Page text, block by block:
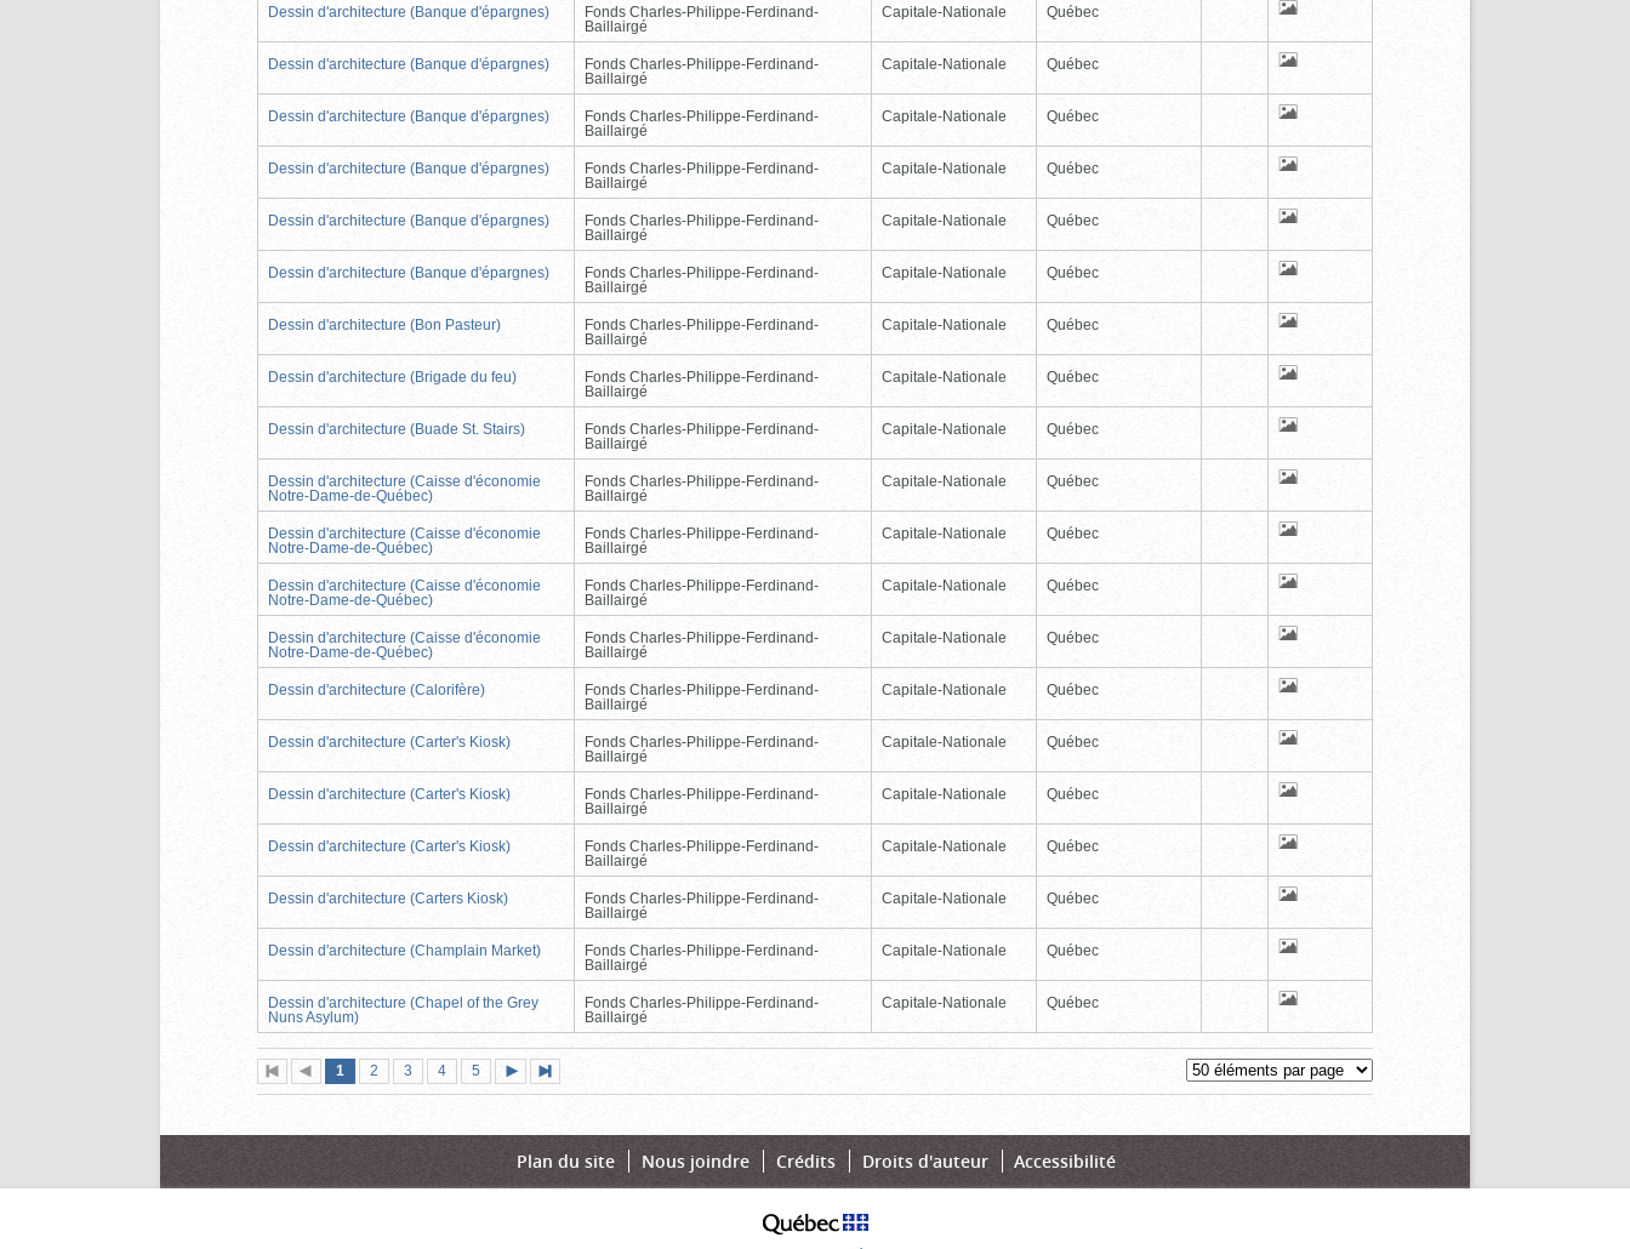
Dessin d'architecture (Banque d'épargnes)
Fonds Charles-Philippe-Ferdinand-
Baillairgé
Capitale-Nationale Québec
Dessin d'architecture (Banque d'épargnes)
Fonds Charles-Philippe-Ferdinand-
Baillairgé
Capitale-Nationale Québec
Dessin d'architecture (Banque d'épargnes)
Fonds Charles-Philippe-Ferdinand-
Baillairgé
Capitale-Nationale Québec
Dessin d'architecture (Banque d'épargnes)
Fonds Charles-Philippe-Ferdinand-
Baillairgé
Capitale-Nationale Québec
Dessin d'architecture (Banque d'épargnes)
Fonds Charles-Philippe-Ferdinand-
Baillairgé
Capitale-Nationale Québec
Dessin d'architecture (Banque d'épargnes)
Fonds Charles-Philippe-Ferdinand-
Baillairgé
Capitale-Nationale Québec
Dessin d'architecture (Bon Pasteur)
Fonds Charles-Philippe-Ferdinand-
Baillairgé
Capitale-Nationale Québec
Dessin d'architecture (Brigade du feu)
Fonds Charles-Philippe-Ferdinand-
Baillairgé
Capitale-Nationale Québec
Dessin d'architecture (Buade St. Stairs)
Fonds Charles-Philippe-Ferdinand-
Baillairgé
Capitale-Nationale Québec
Dessin d'architecture (Caisse d'économie
Notre-Dame-de-Québec)
Fonds Charles-Philippe-Ferdinand-
Baillairgé
Capitale-Nationale Québec
Dessin d'architecture (Caisse d'économie
Notre-Dame-de-Québec)
Fonds Charles-Philippe-Ferdinand-
Baillairgé
Capitale-Nationale Québec
Dessin d'architecture (Caisse d'économie
Notre-Dame-de-Québec)
Fonds Charles-Philippe-Ferdinand-
Baillairgé
Capitale-Nationale Québec
Dessin d'architecture (Caisse d'économie
Notre-Dame-de-Québec)
Fonds Charles-Philippe-Ferdinand-
Baillairgé
Capitale-Nationale Québec
Dessin d'architecture (Calorifère)
Fonds Charles-Philippe-Ferdinand-
Baillairgé
Capitale-Nationale Québec
Dessin d'architecture (Carter's Kiosk)
Fonds Charles-Philippe-Ferdinand-
Baillairgé
Capitale-Nationale Québec
Dessin d'architecture (Carter's Kiosk)
Fonds Charles-Philippe-Ferdinand-
Baillairgé
Capitale-Nationale Québec
Dessin d'architecture (Carter's Kiosk)
Fonds Charles-Philippe-Ferdinand-
Baillairgé
Capitale-Nationale Québec
Dessin d'architecture (Carters Kiosk)
Fonds Charles-Philippe-Ferdinand-
Baillairgé
Capitale-Nationale Québec
Dessin d'architecture (Champlain Market)
Fonds Charles-Philippe-Ferdinand-
Baillairgé
Capitale-Nationale Québec
Dessin d'architecture (Chapel of the Grey
Nuns Asylum)
Fonds Charles-Philippe-Ferdinand-
Baillairgé
Capitale-Nationale Québec
Première
page
Page
précédente
Page
1 (page
actuelle)
Page
2 Page
3 Page
4 Page
5
suivante
page
Plan du site Nous joindre Crédits Droits d'auteur Accessibilité